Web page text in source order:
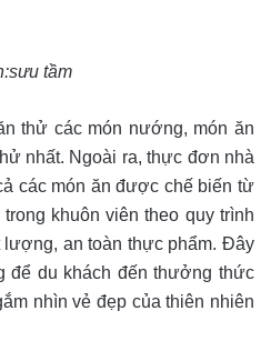
tầm
thử các món nướng, món ăn
nhất. Ngoài ra, thực đơn nhà
các món ăn được chế biến từ
khuôn viên theo quy trình
lượng, an toàn thực phẩm. Đây
để du khách đến thưởng thức
nhìn vẻ đẹp của thiên nhiên